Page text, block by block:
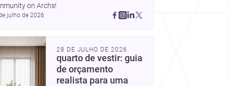
on Archs!
julho de 2026
28 DE JULHO DE 2026
quarto de vestir: guia
de orçamento
realista para uma